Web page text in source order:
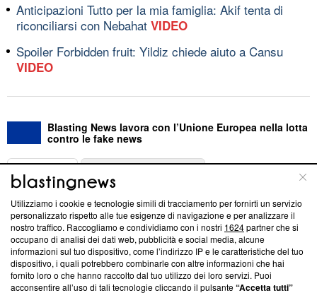
Anticipazioni Tutto per la mia famiglia: Akif tenta di
riconciliarsi con Nebahat VIDEO
Spoiler Forbidden fruit: Yildiz chiede aiuto a Cansu
VIDEO
Blasting News lavora con l’Unione Europea nella lotta
contro le fake news
ABOUT
Questa sezione offre informazioni trasparenti su Blasting
News, sui nostri processi editoriali e su come ci impegniamo a
creare news di qualità. Inoltre, afferma la nostra aderenza a
‘Trust Project - News with Integrity’Blasting News non è
ancora membro del programma, ma ha richiesto di farne
parte; Trust Project non ha ancora effettuato una verifica di
Utilizziamo i cookie e tecnologie simili di tracciamento per fornirti un servizio
personalizzato rispetto alle tue esigenze di navigazione e per analizzare il
nostro traffico. Raccogliamo e condividiamo con i nostri 1624partner che si
occupano di analisi dei dati web, pubblicità e social media, alcune
informazioni sul tuo dispositivo, come l’indirizzo IP e le caratteristiche del tuo
dispositivo, i quali potrebbero combinarle con altre informazioni che hai
fornito loro o che hanno raccolto dal tuo utilizzo dei loro servizi. Puoi
acconsentire all’uso di tali tecnologie cliccando il pulsante“Accetta tutti”